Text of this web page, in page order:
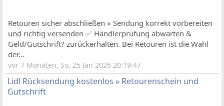
Retouren sicher abschließen » Sendung korrekt vorbereiten
und richtig versenden ✅ Händlerprüfung abwarten &
Geld/Gutschrift? zurückerhalten. Bei Retouren ist die Wahl
der...
vor 7 Monaten, So, 25 Jan 2026 20:19:47
Lidl Rücksendung kostenlos » Retourenschein und
Gutschrift